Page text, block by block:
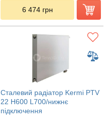
6 474 грн
Сталевий радіатор Kermi PTV
22 H600 L700/нижнє
підключення